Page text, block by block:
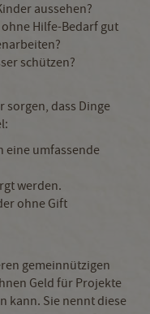
aussehen?
Hilfe-Bedarf gut
schützen?
sorgen, dass Dinge
eine umfassende
werden.
ohne Gift
gemeinnützigen
Geld für Projekte
kann. Sie nennt diese